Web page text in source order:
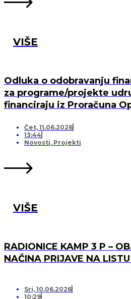
VIŠE
Odluka o odobravanju
za programe/projekte
financiraju iz Proračuna
Čet, 11.06.2026
13:44
Novosti, Projekti
VIŠE
RADIONICE KAMP 3 P –
NAČINA PRIJAVE NA
Sri, 10.06.2026
10:29